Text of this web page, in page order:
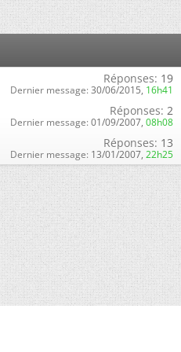
Réponses: 19
Dernier message: 30/06/2015, 16h41
Réponses: 2
Dernier message: 01/09/2007, 08h08
Réponses: 13
Dernier message: 13/01/2007, 22h25